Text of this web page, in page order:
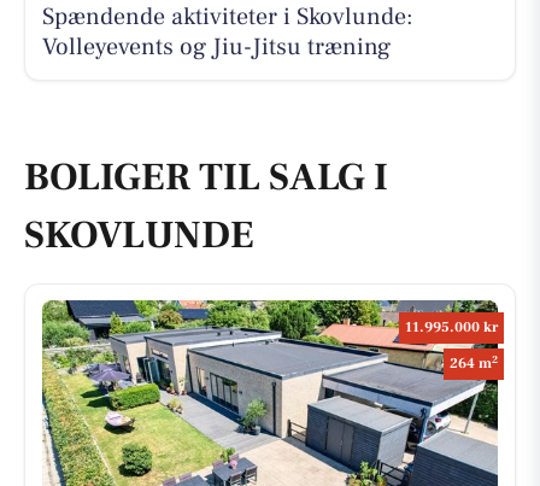
Spændende aktiviteter i Skovlunde:
Volleyevents og Jiu-Jitsu træning
BOLIGER TIL SALG I
SKOVLUNDE
11.995.000 kr
264 m2